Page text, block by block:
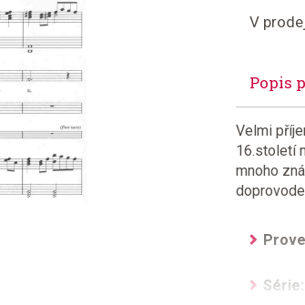
V
Popis
Velmi
16.století
mnoho